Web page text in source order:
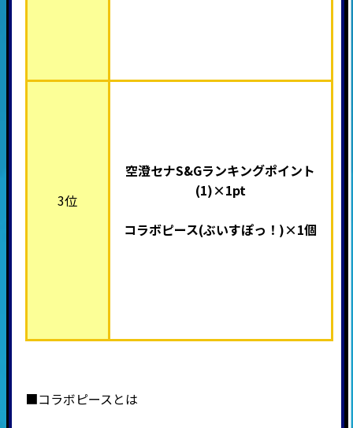
3位
空澄セナS&Gランキングポイント
(1)×1pt
コラボピース(ぶいすぽっ！)×1個
■コラボピースとは